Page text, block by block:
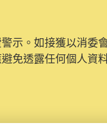
示。如接獲以消委
免透露任何個人資